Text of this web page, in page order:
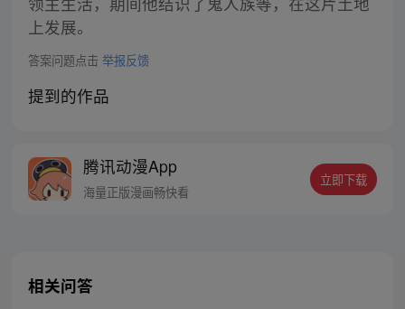
上发展。
答案问题点击 举报反馈
提到的作品
腾讯动漫App
海量正版漫画畅快看
立即下载
相关问答